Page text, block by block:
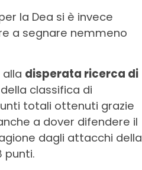
la Dea si è invece
a segnare nemmeno
disperata ricerca di
classifica di
totali ottenuti grazie
a dover difendere il
dagli attacchi della
punti.